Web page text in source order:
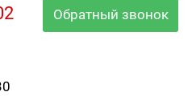
Обратный звонок